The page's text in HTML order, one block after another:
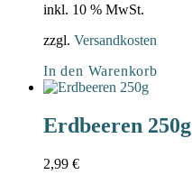
inkl. 10 % MwSt.
zzgl. Versandkosten
In den Warenkorb
Erdbeeren 250g
2,99 €